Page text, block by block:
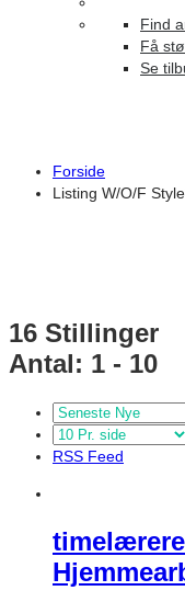
Find
Få
Se
Forside
Listing W/O/F
16 Stillinger
Antal: 1 - 10
RSS Feed